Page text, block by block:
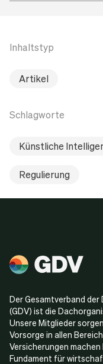
Inhaltstyp
Artikel
Schlagworte
Künstliche
Regulierung
Der Gesamtverband
(GDV) ist die
Unsere Mitglieder
Vorsorge in allen
Versicherungen machen
Fundament für